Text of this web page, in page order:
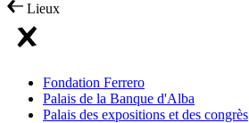
Lieux
Fondation Ferrero
Palais de la Banque d'Alba
Palais des expositions et des congrès